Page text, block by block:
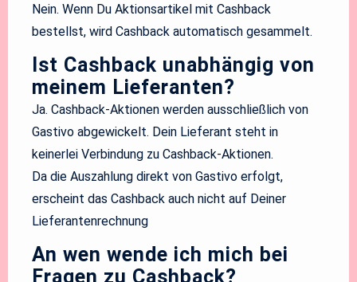
Nein. Wenn Du Aktionsartikel mit Cashback
bestellst, wird Cashback automatisch gesammelt.
Ist Cashback unabhängig von
meinem Lieferanten?
Ja. Cashback-Aktionen werden ausschließlich von
Gastivo abgewickelt. Dein Lieferant steht in
keinerlei Verbindung zu Cashback-Aktionen.
Da die Auszahlung direkt von Gastivo erfolgt,
erscheint das Cashback auch nicht auf Deiner
Lieferantenrechnung
An wen wende ich mich bei
Fragen zu Cashback?